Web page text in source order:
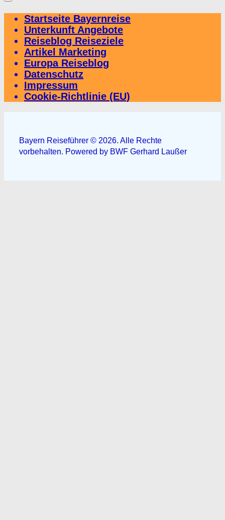
Startseite Bayernreise
Unterkunft Angebote
Reiseblog Reiseziele
Artikel Marketing
Europa Reiseblog
Datenschutz
Impressum
Cookie-Richtlinie (EU)
Bayern Reiseführer © 2026. Alle Rechte
vorbehalten. Powered by BWF Gerhard Laußer